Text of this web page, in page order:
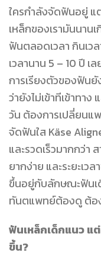
ใครกำลังจัดฟันอยู่ แ
เหล็กของเรามันนาน
ฟันตลอดเวลา กินเว
เวลานาน 5 – 10 ปี เ
การเรียงตัวของฟัน
ว่ายังไม่เข้าทีเข้าทาง
วัน ต้องการเปลี่ยนแ
จัดฟันใส Käse
และรวดเร็วมากกว่า
ยากง่าย และระยะเ
ขึ้นอยู่กับลักษณะฟัน
ทันตแพทย์ต้องดู ต้อ
ฟันเหล็กเด็กแนว แต่
ขึ้น?